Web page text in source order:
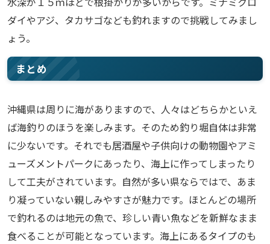
ダイやアジ、タカサゴなども釣れますので挑戦してみまし
ょう。
まとめ
沖縄県は周りに海がありますので、人々はどちらかといえ
ば海釣りのほうを楽しみます。そのため釣り堀自体は非常
に少ないです。それでも居酒屋や子供向けの動物園やアミ
ューズメントパークにあったり、海上に作ってしまったり
して工夫がされています。自然が多い県ならではで、あま
り凝っていない親しみやすさが魅力です。ほとんどの場所
で釣れるのは地元の魚で、珍しい青い魚などを新鮮なまま
食べることが可能となっています。海上にあるタイプのも